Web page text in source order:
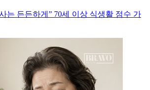
는 든든하게” 70세 이상 식생활 점수 가